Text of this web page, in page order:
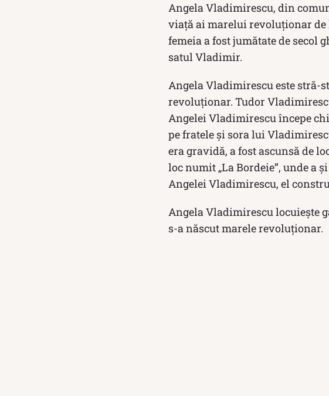
Angela Vladimirescu, din
viaţă ai marelui revoluţionar de
femeia a fost jumătate de secol
satul Vladimir.
Angela Vladimirescu este stră-
revoluţionar. Tudor
Angelei Vladimirescu începe
pe fratele şi sora lui
era gravidă, a fost ascunsă de
loc numit „La Bordeie”, unde a
Angelei Vladimirescu, el
Angela Vladimirescu locuieşte
s-a născut marele revoluţionar.